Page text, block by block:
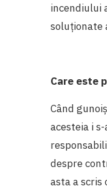
incendiului
soluționate
Care este
Când
acesteia i
despre
asta a scris